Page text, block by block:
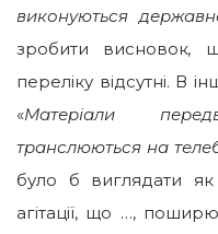
виконуються
зробити висновок,
переліку відсутні. В
«Матеріали
транслюються на
було б виглядати
агітації, що …,